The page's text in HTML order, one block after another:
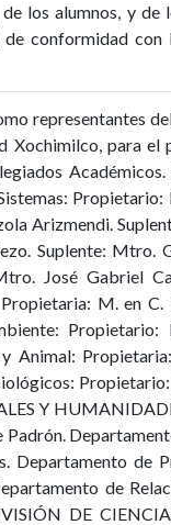
los alumnos, y
conformidad
representantes
Xochimilco, para
Arizmendi.
Suplente: Mtro.
José Gabriel
M. en
Animal:
Y
Padrón.
Departamento de
de
DE